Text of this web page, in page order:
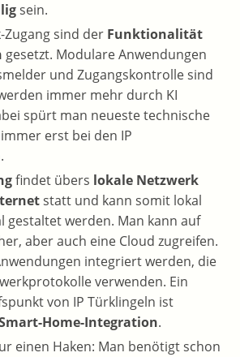
sein.
Zugang sind der Funktionalität
gesetzt. Modulare Anwendungen
und Zugangskontrolle sind
immer mehr durch KI
spürt man neueste technische
erst bei den IP
findet übers lokale Netzwerk
statt und kann somit lokal
gestaltet werden. Man kann auf
aber auch eine Cloud zugreifen.
integriert werden, die
verwenden. Ein
von IP Türklingeln ist
Home-Integration.
einen Haken: Man benötigt schon